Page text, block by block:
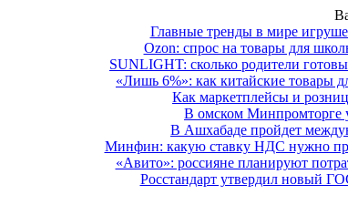
Главные тренды в мире
Ozon: спрос на товары для
SUNLIGHT: сколько родители
«Лишь 6%»: как китайские товары
Как маркетплейсы и
В омском Минпромторге
В Ашхабаде пройдет
Минфин: какую ставку НДС нужно
«Авито»: россияне планируют
Росстандарт утвердил новый